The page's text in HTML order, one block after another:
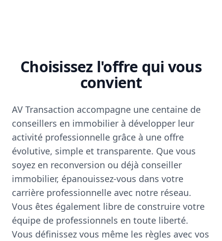
Choisissez l'offre qui vous
convient
AV Transaction accompagne une centaine de
conseillers en immobilier à développer leur
activité professionnelle grâce à une offre
évolutive, simple et transparente. Que vous
soyez en reconversion ou déjà conseiller
immobilier, épanouissez-vous dans votre
carrière professionnelle avec notre réseau.
Vous êtes également libre de construire votre
équipe de professionnels en toute liberté.
Vous définissez vous même les règles avec vos